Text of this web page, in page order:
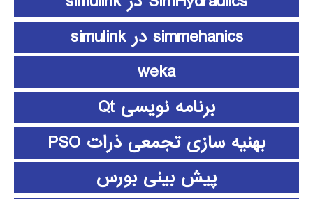
simmehanics در simulink
weka
برنامه نویسی Qt
بهنیه سازی تجمعی ذرات PSO
پیش بینی بورس